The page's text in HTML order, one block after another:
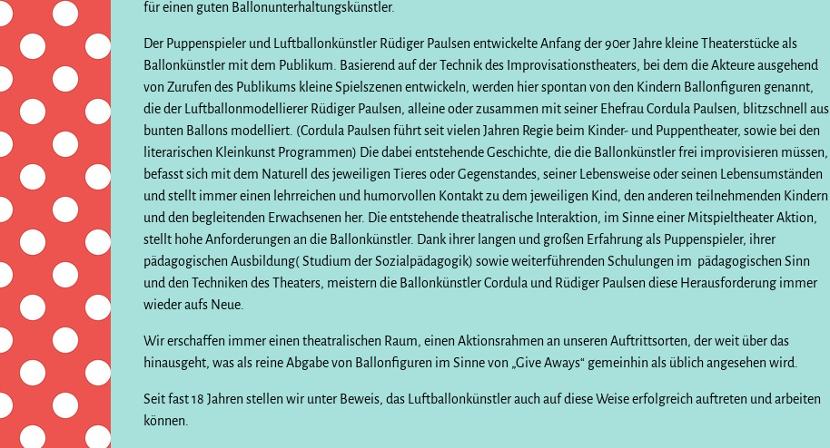
für einen guten Ballonunterhaltungskünstler.
Der Puppenspieler und Luftballonkünstler Rüdiger Paulsen entwickelte Anfang der 90er Jahre kleine Theaterstücke als
Ballonkünstler mit dem Publikum. Basierend auf der Technik des Improvisationstheaters, bei dem die Akteure ausgehend
von Zurufen des Publikums kleine Spielszenen entwickeln, werden hier spontan von den Kindern Ballonfiguren genannt,
die der Luftballonmodellierer Rüdiger Paulsen, alleine oder zusammen mit seiner Ehefrau Cordula Paulsen, blitzschnell aus
bunten Ballons modelliert. (Cordula Paulsen führt seit vielen Jahren Regie beim Kinder- und Puppentheater, sowie bei den
literarischen Kleinkunst Programmen) Die dabei entstehende Geschichte, die die Ballonkünstler frei improvisieren müssen,
befasst sich mit dem Naturell des jeweiligen Tieres oder Gegenstandes, seiner Lebensweise oder seinen Lebensumständen
und stellt immer einen lehrreichen und humorvollen Kontakt zu dem jeweiligen Kind, den anderen teilnehmenden Kindern
und den begleitenden Erwachsenen her. Die entstehende theatralische Interaktion, im Sinne einer Mitspieltheater Aktion,
stellt hohe Anforderungen an die Ballonkünstler. Dank ihrer langen und großen Erfahrung als Puppenspieler, ihrer
pädagogischen Ausbildung( Studium der Sozialpädagogik) sowie weiterführenden Schulungen im pädagogischen Sinn
und den Techniken des Theaters, meistern die Ballonkünstler Cordula und Rüdiger Paulsen diese Herausforderung immer
wieder aufs Neue.
Wir erschaffen immer einen theatralischen Raum, einen Aktionsrahmen an unseren Auftrittsorten, der weit über das
hinausgeht, was als reine Abgabe von Ballonfiguren im Sinne von „Give Aways“ gemeinhin als üblich angesehen wird.
Seit fast 18 Jahren stellen wir unter Beweis, das Luftballonkünstler auch auf diese Weise erfolgreich auftreten und arbeiten
können.